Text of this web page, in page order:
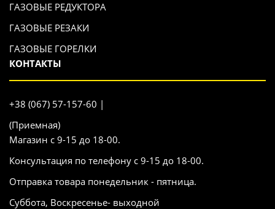
ГАЗОВЫЕ РЕДУКТОРА
ГАЗОВЫЕ РЕЗАКИ
ГАЗОВЫЕ ГОРЕЛКИ
КОНТАКТЫ
+38 (067) 57-157-60 |
(Приемная)
Магазин с 9-15 до 18-00.
Консультация по телефону с 9-15 до 18-00.
Отправка товара понедельник - пятница.
Суббота, Воскресенье- выходной